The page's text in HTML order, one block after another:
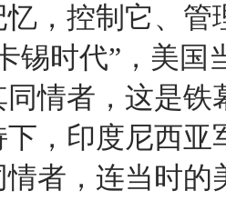
忆，控制它、管
锡时代” ，美
同情者，这是铁
，印度尼西亚
情者，连当时